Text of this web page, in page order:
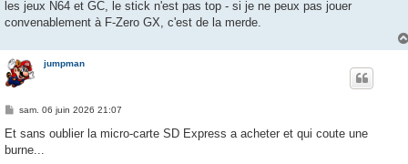
les jeux N64 et GC, le stick n'est pas top - si je ne peux pas jouer
convenablement à F-Zero GX, c'est de la merde.
jumpman
M
s
a
sam. 06 juin 2026 21:07
Et sans oublier la micro-carte SD Express a acheter et qui coute une
burne...